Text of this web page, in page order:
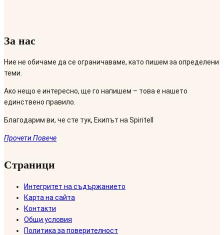
За нас
Ние не обичаме да се ограничаваме, като пишем за определени
теми.
Ако нещо е интересно, ще го напишем – това е нашето
единствено правило.
Благодарим ви, че сте тук, Екипът на Spiritell
Прочети Повече
Страници
Интегритет на съдържанието
Карта на сайта
Контакти
Общи условия
Политика за поверителност